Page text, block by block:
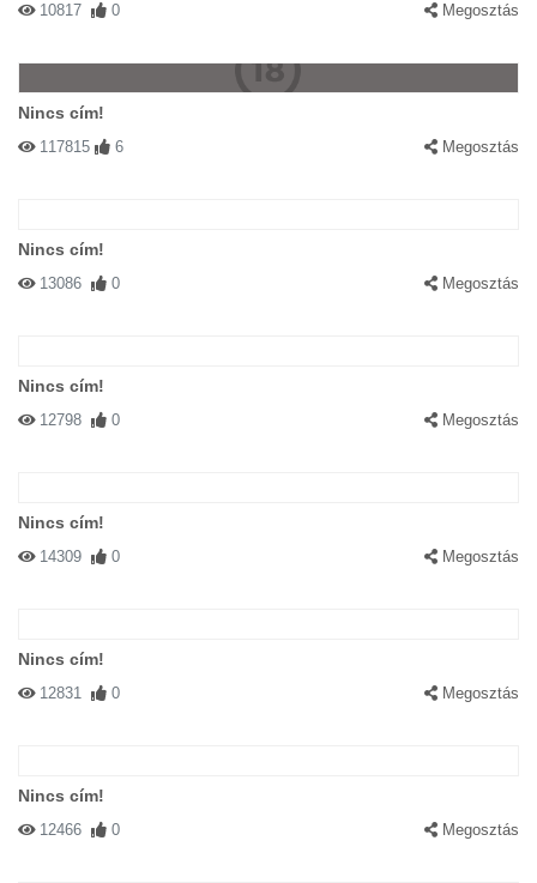
10817 0 Megosztás
Nincs cím!
117815 6 Megosztás
Nincs cím!
13086 0 Megosztás
Nincs cím!
12798 0 Megosztás
Nincs cím!
14309 0 Megosztás
Nincs cím!
12831 0 Megosztás
Nincs cím!
12466 0 Megosztás